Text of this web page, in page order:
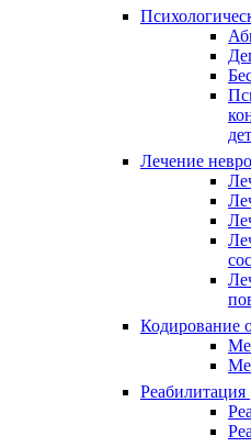
Лечение
Кодирование
Реабилитация